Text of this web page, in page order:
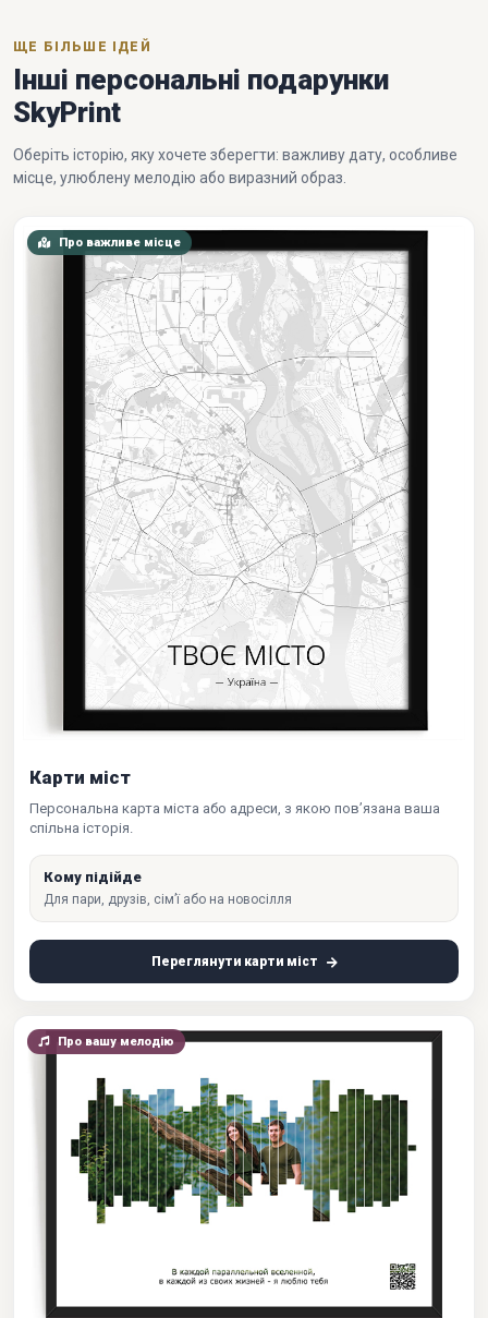
ЩЕ БІЛЬШЕ ІДЕЙ
Інші персональні подарунки
SkyPrint
Оберіть історію, яку хочете зберегти: важливу дату, особливе
місце, улюблену мелодію або виразний образ.
Про важливе місце
Карти міст
Персональна карта міста або адреси, з якою пов’язана ваша
спільна історія.
Кому підійде
Для пари, друзів, сім’ї або на новосілля
Переглянути карти міст
Про вашу мелодію